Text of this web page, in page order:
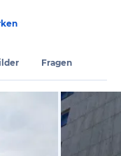
Fragen